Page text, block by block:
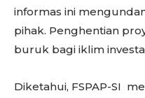
informas ini
pihak. Penghentian
buruk bagi iklim
Diketahui, FSPAP-SI